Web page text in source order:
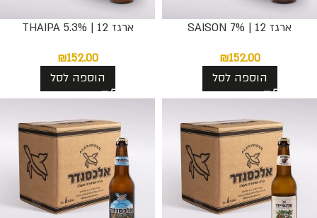
ארגז 12 | SAISON 7%
₪152.00
הוספה לסל
ארגז 12 | THAIPA 5.3%
₪152.00
הוספה לסל